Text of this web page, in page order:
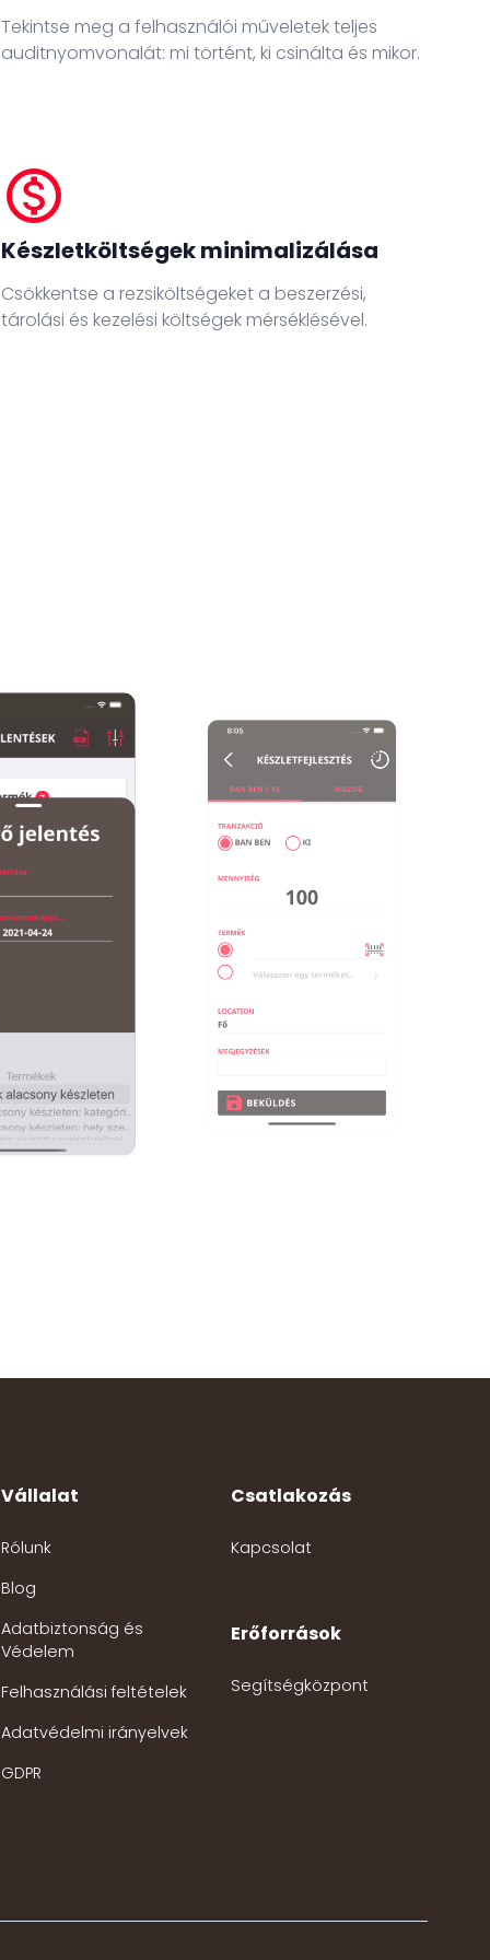
Tekintse meg a felhasználói műveletek teljes
auditnyomvonalát: mi történt, ki csinálta és mikor.
monetization_on
Készletköltségek minimalizálása
Csökkentse a rezsiköltségeket a beszerzési,
tárolási és kezelési költségek mérséklésével.
Vállalat
Rólunk
Blog
Adatbiztonság és
Védelem
Felhasználási feltételek
Adatvédelmi irányelvek
GDPR
Csatlakozás
Kapcsolat
Erőforrások
Segítségközpont